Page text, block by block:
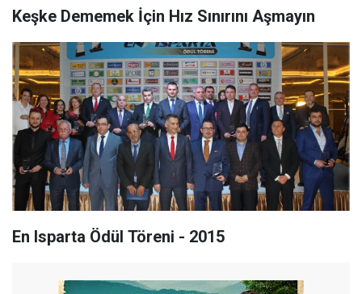
Keşke Dememek İçin Hız Sınırını Aşmayın
En Isparta Ödül Töreni - 2015